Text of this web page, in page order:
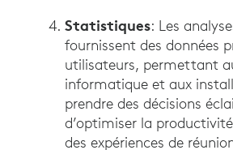
Statistiques: Les
fournissent des données
utilisateurs, permettant
informatique et aux
prendre des décisions
d’optimiser la
des expériences de